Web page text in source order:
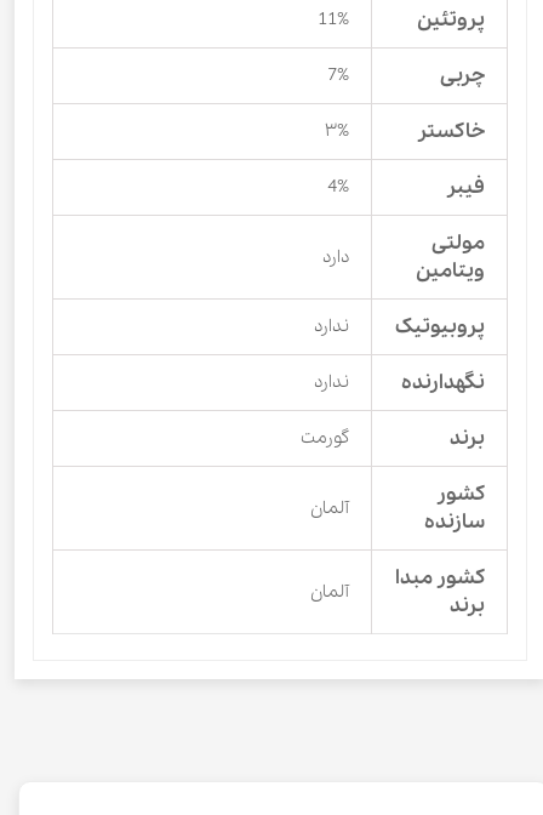
پروتئین 11%
چربی 7%
خاکستر ۳%
فیبر 4%
مولتی
ویتامین
دارد
پروبیوتیک ندارد
نگهدارنده ندارد
برند گورمت
کشور
سازنده
آلمان
کشور مبدا
برند
آلمان